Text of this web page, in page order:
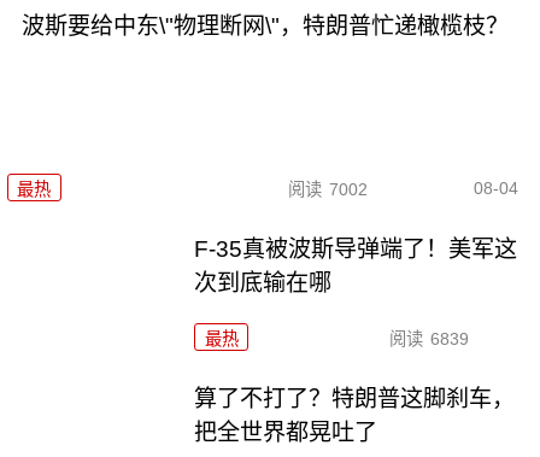
波斯要给中东\"物理断网\"，特朗普忙递橄榄枝？
最热 阅读 7002 08-04
F-35真被波斯导弹端了！美军这
次到底输在哪
最热 阅读 6839
算了不打了？特朗普这脚刹车，
把全世界都晃吐了